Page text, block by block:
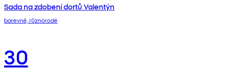
Sada na zdobení dortů Valentýn
barevné, různorodé
30